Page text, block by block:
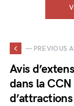
— PREVIOUS
Avis
dans la